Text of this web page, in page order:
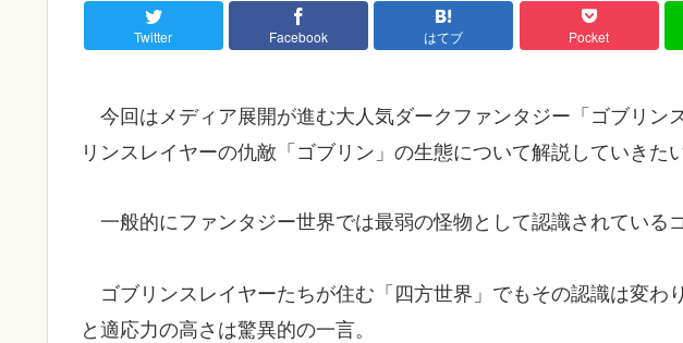
Twitter Facebook はてブ Pocket
今回はメディア展開が進む大人気ダークファンタジー「ゴブリン
リンスレイヤーの仇敵「ゴブリン」の生態について解説していきた
一般的にファンタジー世界では最弱の怪物として認識されている
ゴブリンスレイヤーたちが住む「四方世界」でもその認識は変わ
と適応力の高さは驚異的の一言。